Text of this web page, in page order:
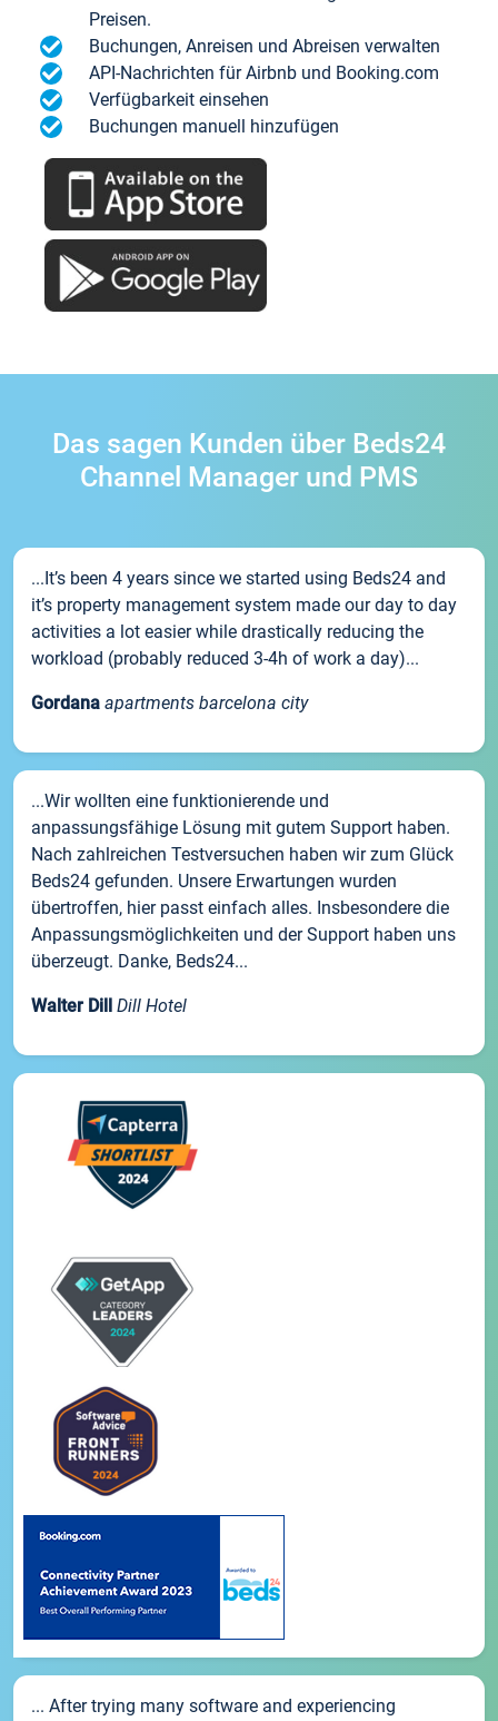
Preisen.
Buchungen, Anreisen und Abreisen verwalten
API-Nachrichten für Airbnb und Booking.com
Verfügbarkeit einsehen
Buchungen manuell hinzufügen
Das sagen Kunden über Beds24
Channel Manager und PMS
...It’s been 4 years since we started using Beds24 and
it’s property management system made our day to day
activities a lot easier while drastically reducing the
workload (probably reduced 3-4h of work a day)...
Gordana apartments barcelona city
...Wir wollten eine funktionierende und
anpassungsfähige Lösung mit gutem Support haben.
Nach zahlreichen Testversuchen haben wir zum Glück
Beds24 gefunden. Unsere Erwartungen wurden
übertroffen, hier passt einfach alles. Insbesondere die
Anpassungsmöglichkeiten und der Support haben uns
überzeugt. Danke, Beds24...
Walter Dill Dill Hotel
... After trying many software and experiencing